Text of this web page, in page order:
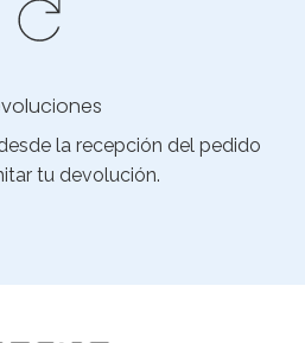
la recepción del pedido
tu devolución.